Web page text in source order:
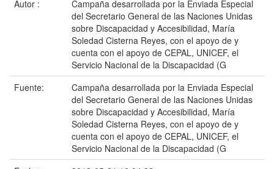
Autor :
Campaña desarrollada por la Enviada Especial
del Secretario General de las Naciones Unidas
sobre Discapacidad y Accesibilidad, María
Soledad Cisterna Reyes, con el apoyo de y
cuenta con el apoyo de CEPAL, UNICEF, el
Servicio Nacional de la Discapacidad (G
Fuente:
Campaña desarrollada por la Enviada Especial
del Secretario General de las Naciones Unidas
sobre Discapacidad y Accesibilidad, María
Soledad Cisterna Reyes, con el apoyo de y
cuenta con el apoyo de CEPAL, UNICEF, el
Servicio Nacional de la Discapacidad (G